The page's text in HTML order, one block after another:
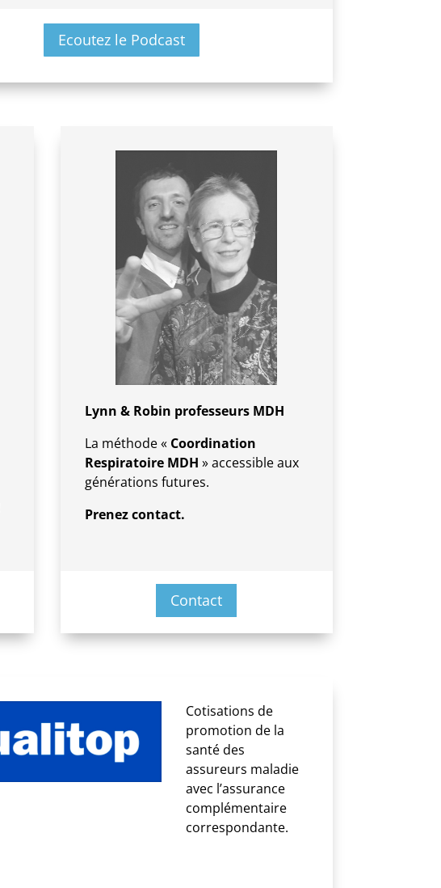
Ecoutez le Podcast
Lynn & Robin professeurs MDH
La méthode « Coordination
Respiratoire MDH » accessible aux
générations futures.
Prenez contact.
Contact
Cotisations de
promotion de la
santé des
assureurs maladie
avec l’assurance
complémentaire
correspondante.